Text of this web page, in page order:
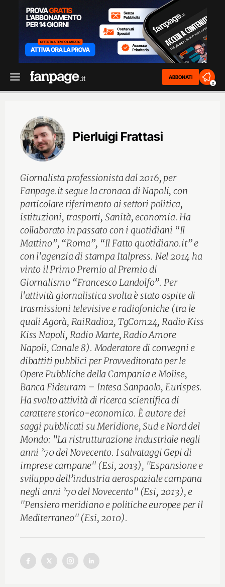
ABBONATI
2
Pierluigi Frattasi
Giornalista professionista dal 2016, per
Fanpage.it segue la cronaca di Napoli, con
particolare riferimento ai settori politica,
istituzioni, trasporti, Sanità, economia. Ha
collaborato in passato con i quotidiani “Il
Mattino”, “Roma”, “Il Fatto quotidiano.it” e
con l'agenzia di stampa Italpress. Nel 2014 ha
vinto il Primo Premio al Premio di
Giornalismo “Francesco Landolfo”. Per
l'attività giornalistica svolta è stato ospite di
trasmissioni televisive e radiofoniche (tra le
quali Agorà, RaiRadio2, TgCom24, Radio Kiss
Kiss Napoli, Radio Marte, Radio Amore
Napoli, Canale 8). Moderatore di convegni e
dibattiti pubblici per Provveditorato per le
Opere Pubbliche della Campania e Molise,
Banca Fideuram – Intesa Sanpaolo, Eurispes.
Ha svolto attività di ricerca scientifica di
carattere storico-economico. È autore dei
saggi pubblicati su Meridione, Sud e Nord del
Mondo: "La ristrutturazione industriale negli
anni ’70 del Novecento. I salvataggi Gepi di
imprese campane" (Esi, 2013), "Espansione e
sviluppo dell’industria aerospaziale campana
negli anni ’70 del Novecento" (Esi, 2013), e
"Pensiero meridiano e politiche europee per il
Mediterraneo" (Esi, 2010).